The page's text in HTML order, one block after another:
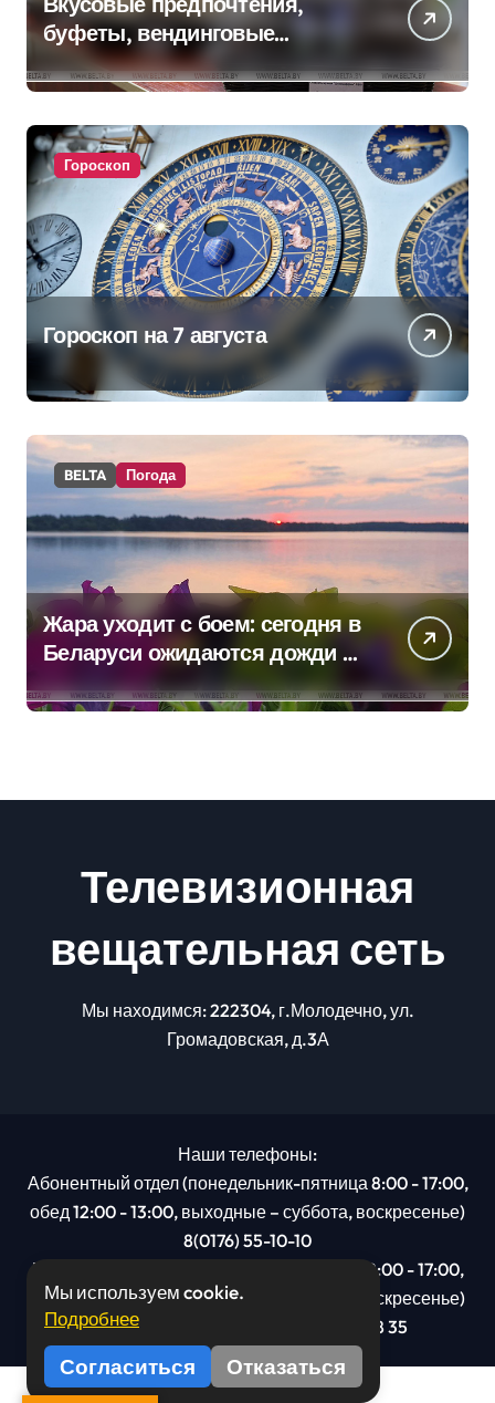
буфеты, вендинговые
аппараты. Минобразования об
изменениях в школьном
питании
Гороскоп
Гороскоп на 7 августа
BELTA Погода
Жара уходит с боем: сегодня в
Беларуси ожидаются дожди и
грозы
Телевизионная
вещательная сеть
Мы находимся: 222304, г.Молодечно, ул.
Громадовская, д.3А
Наши телефоны:
Абонентный отдел (понедельник-пятница 8:00 - 17:00,
обед 12:00 - 13:00, выходные – суббота, воскресенье)
8(0176) 55-10-10
Рекламный отдел (понедельник-пятница 8:00 - 17:00,
обед 12:00 - 13:00, выходные – суббота, воскресенье)
8(0176): 54 95 80, МТС +375 29 201 78 35
Мы используем cookie.
Подробнее
Согласиться Отказаться